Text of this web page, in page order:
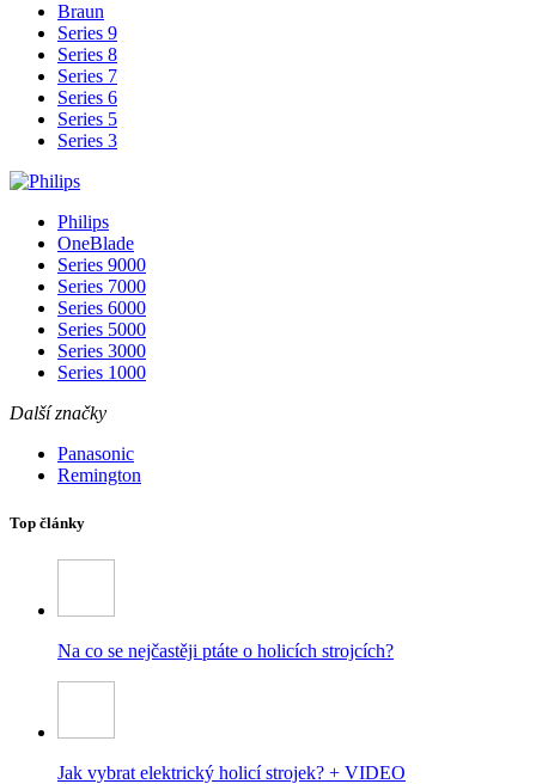
Braun
Series 9
Series 8
Series 7
Series 6
Series 5
Series 3
Philips
OneBlade
Series 9000
Series 7000
Series 6000
Series 5000
Series 3000
Series 1000
Další značky
Panasonic
Remington
Top články
Na co se nejčastěji ptáte o holicích strojcích?
Jak vybrat elektrický holicí strojek? + VIDEO